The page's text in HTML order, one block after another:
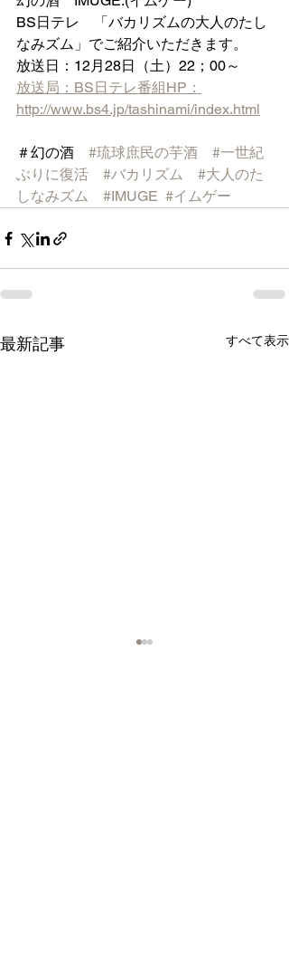
BS日テレ　「バカリズムの大人のたし
なみズム」でご紹介いただきます。
放送日：12月28日（土）22；00～
放送局：BS日テレ番組HP：
http://www.bs4.jp/tashinami/index.html
＃幻の酒 #琉球庶民の芋酒
#一世紀
ぶりに復活
#バカリズム
#大人のた
しなみズム
#IMUGE #イムゲー
最新記事 すべて表示